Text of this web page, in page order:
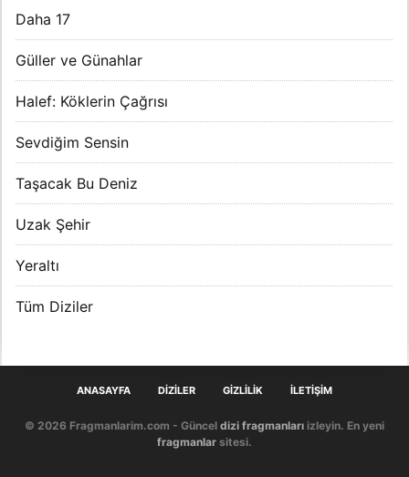
Daha 17
Güller ve Günahlar
Halef: Köklerin Çağrısı
Sevdiğim Sensin
Taşacak Bu Deniz
Uzak Şehir
Yeraltı
Tüm Diziler
ANASAYFA DIZILER GIZLILIK İLETIŞIM
© 2026 Fragmanlarim.com - Güncel dizi fragmanları izleyin. En yeni
fragmanlar sitesi.